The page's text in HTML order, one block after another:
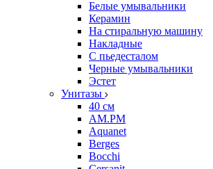
Белые умывальники
Керамин
На стиральную машину
Накладные
С пьедесталом
Черные умывальники
Эстет
Унитазы
40 см
AM.PM
Aquanet
Berges
Bocchi